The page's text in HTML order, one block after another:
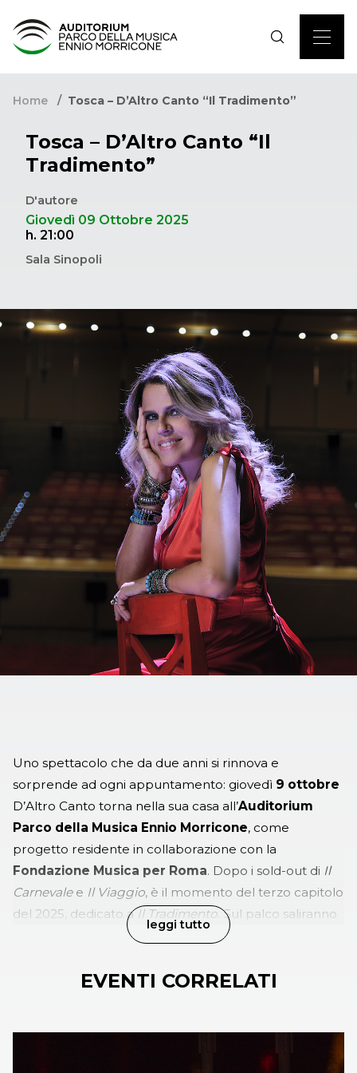
Home Tosca – D’Altro Canto “Il Tradimento”
Tosca – D’Altro Canto “Il
Tradimento”
D'autore
Giovedì 09 Ottobre 2025
h. 21:00
Sala Sinopoli
Uno spettacolo che da due anni si rinnova e
sorprende ad ogni appuntamento: giovedì 9 ottobre
D’Altro Canto torna nella sua casa all’Auditorium
Parco della Musica Ennio Morricone, come
progetto residente in collaborazione con la
Fondazione Musica per Roma. Dopo i sold-out di Il
Carnevalee Il Viaggio, è il momento del terzo capitolo
del 2025, dedicato aIl Tradimento. Sul palco saliranno
Rocco Papaleo, Irene Grandi, Luca Barbarossa
in un gioco di musica, racconti e divertissement,
. Gli ospiti saranno annunciati circa un mese
leggi tutto
EVENTI CORRELATI